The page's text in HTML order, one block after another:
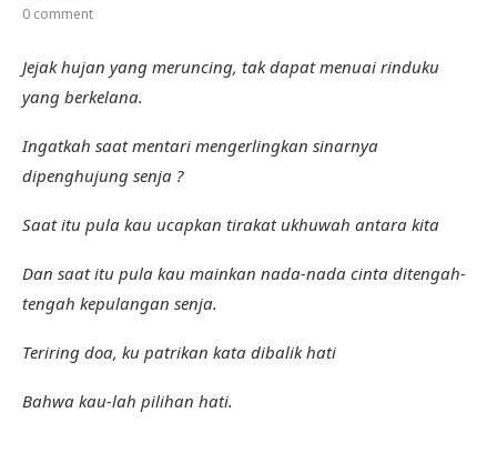
0 comment
Jejak hujan yang meruncing, tak dapat menuai rinduku
yang berkelana.
Ingatkah saat mentari mengerlingkan sinarnya
dipenghujung senja ?
Saat itu pula kau ucapkan tirakat ukhuwah antara kita
Dan saat itu pula kau mainkan nada-nada cinta ditengah-
tengah kepulangan senja.
Teriring doa, ku patrikan kata dibalik hati
Bahwa kau-lah pilihan hati.